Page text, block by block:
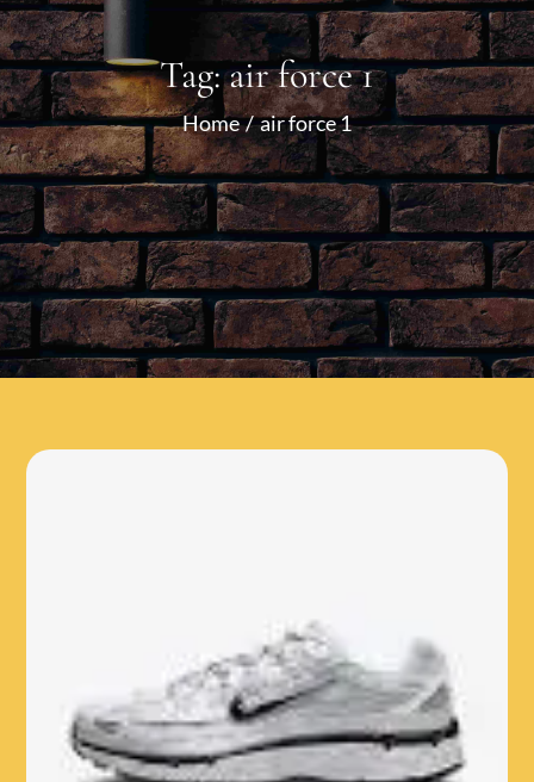
Tag:air force 1
Home air force 1